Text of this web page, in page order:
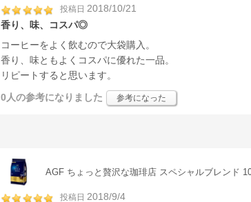
投稿日 2018/10/21
香り、味、コスパ◎
コーヒーをよく飲むので大袋購入。
香り、味ともよくコスパに優れた一品。
リピートすると思います。
0人の参考になりました 参考になった
AGF ちょっと贅沢な珈琲店 スペシャルブレンド
投稿日 2018/9/4